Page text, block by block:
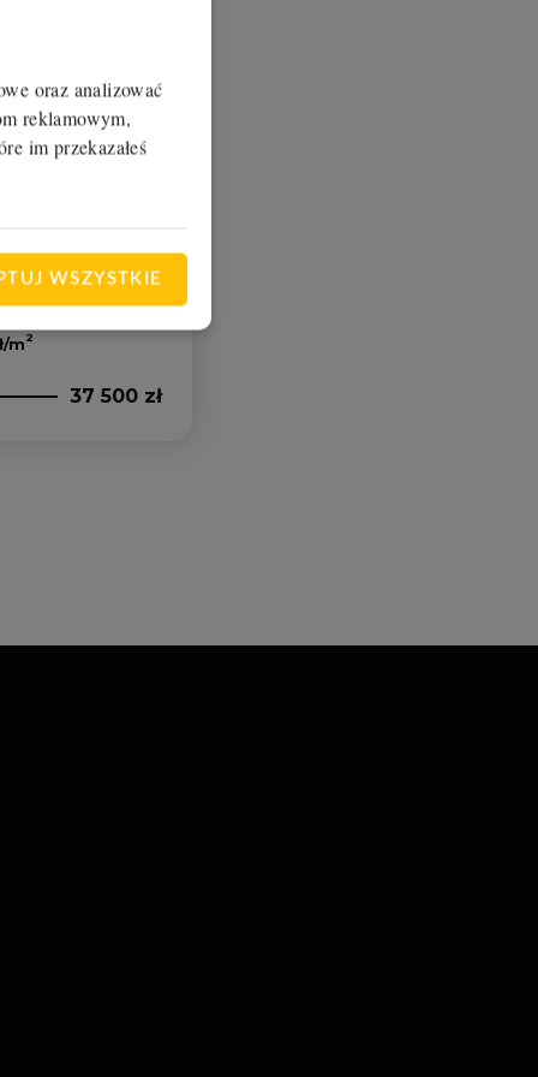
oraz analizować
reklamowym,
im przekazałeś
WSZYSTKIE
m2
37 500 zł